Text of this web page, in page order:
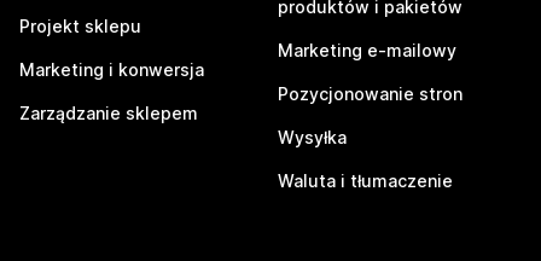
Projekt sklepu
Marketing i konwersja
Zarządzanie sklepem
produktów i pakietów
Marketing e-mailowy
Pozycjonowanie stron
Wysyłka
Waluta i tłumaczenie